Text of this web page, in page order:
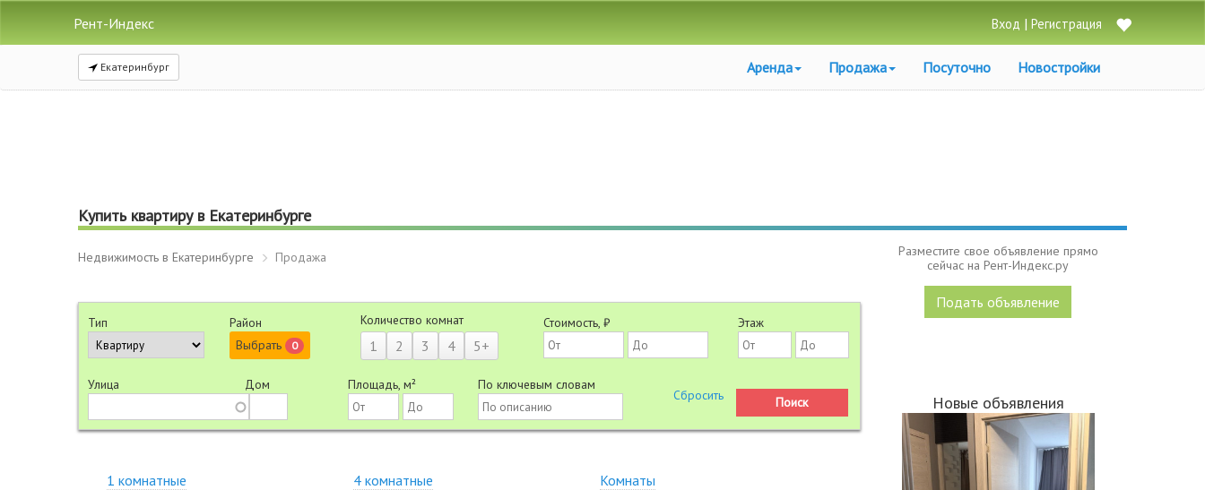
Рент-Индекс Вход | Регистрация
Екатеринбург Аренда Продажа Посуточно Новостройки
Купить квартиру в Екатеринбурге
Недвижимость в Екатеринбурге Продажа
Тип
Район
Выбрать
0
Количество комнат
1 2 3 4 5+
Стоимость, ₽ Этаж
Улица Дом Площадь, м² По ключевым словам
1 комнатные
4 комнатные
Комнаты
Разместите свое объявление прямо
сейчас на Рент-Индекс.ру
Подать объявление
Новые объявления